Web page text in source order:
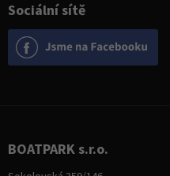
Sociální sítě
BOATPARK s.r.o.